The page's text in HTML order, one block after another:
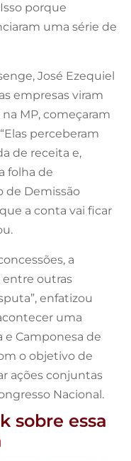
porque
uma série de
José Ezequiel
empresas viram
MP, começaram
perceberam
de receita e,
folha de
de Demissão
a conta vai ficar
a
entre outras
enfatizou
uma
e Camponesa de
o objetivo de
ações conjuntas
Nacional.
sobre essa